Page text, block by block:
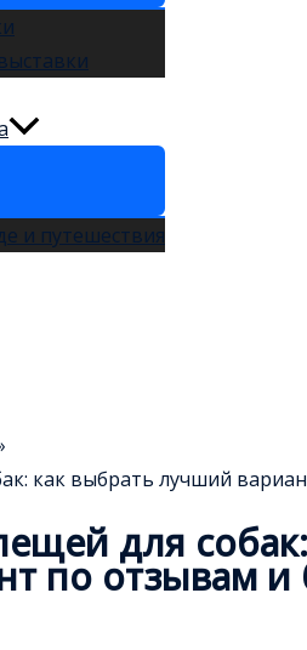
и путешествия
как выбрать лучший
для
по отзывам и